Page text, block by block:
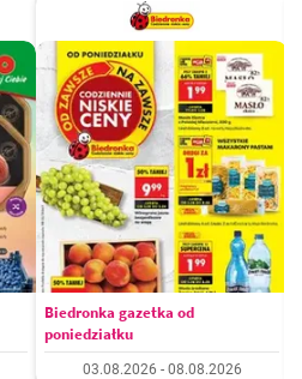
Biedronka gazetka od
poniedziałku
03.08.2026 - 08.08.2026